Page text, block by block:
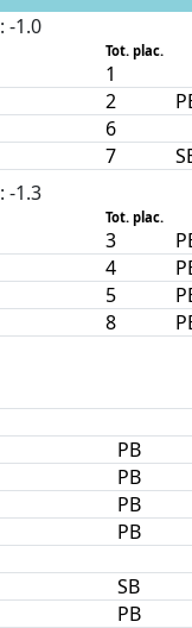
: -1.0
Tot. plac.
1
2
6
7
: -1.3
Tot. plac.
3
4
5
8
PB
PB
PB
PB
SB
PB